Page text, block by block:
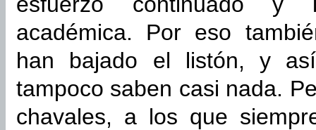
académica. Por eso
han bajado el listón, y
tampoco saben casi nada.
chavales, a los que